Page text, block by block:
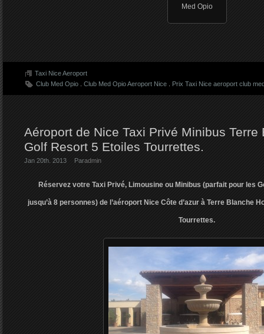
Med Opio
Taxi Nice Aeroport
Club Med Opio
Club Med Opio Aeroport Nice Prix Taxi Nice aeroport club
Aéroport de Nice Taxi Privé Minibus Terre
Golf Resort 5 Etoiles Tourrettes.
Jan 20th. 2013 Paradmin
Réservez votre Taxi Privé, Limousine ou Minibus (parfait pour les
jusqu’à 8 personnes) de l’aéroport Nice Côte d’azur à Terre Blanche
Tourrettes.